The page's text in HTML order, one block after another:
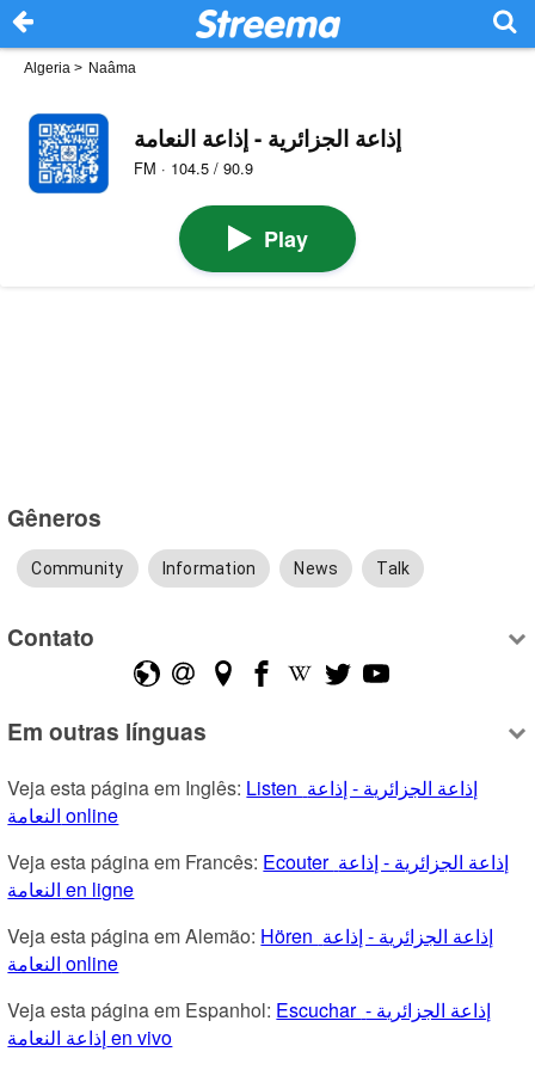
Algeria > Naâma
إذاعة الجزائرية - إذاعة النعامة
FM · 104.5 / 90.9
Play
Gêneros
Community Information News Talk
Contato
Em outras línguas
Veja esta página em Inglês: Listen إذاعة الجزائرية - إذاعة
النعامة online
Veja esta página em Francês: Ecouter إذاعة الجزائرية - إذاعة
النعامة en ligne
Veja esta página em Alemão: Hören إذاعة الجزائرية - إذاعة
النعامة online
Veja esta página em Espanhol: Escuchar إذاعة الجزائرية -
إذاعة النعامة en vivo